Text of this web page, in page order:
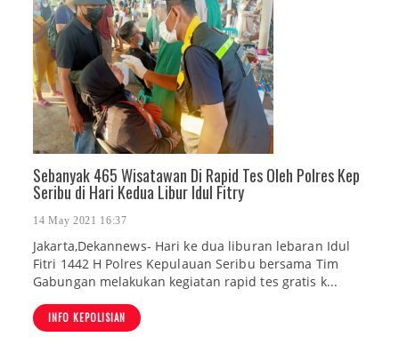
Sebanyak 465 Wisatawan Di Rapid Tes Oleh Polres Kep
Seribu di Hari Kedua Libur Idul Fitry
14 May 2021 16:37
Jakarta,Dekannews- Hari ke dua liburan lebaran Idul
Fitri 1442 H Polres Kepulauan Seribu bersama Tim
Gabungan melakukan kegiatan rapid tes gratis k...
INFO KEPOLISIAN